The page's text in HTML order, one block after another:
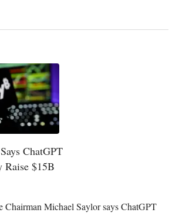
ChatGPT
Raise $15B
Chairman Michael Saylor says ChatGPT